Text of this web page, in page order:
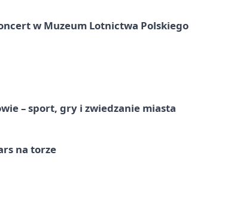
w Muzeum Lotnictwa Polskiego
– sport, gry i zwiedzanie miasta
na torze